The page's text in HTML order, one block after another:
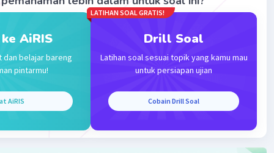
AiRIS
dan belajar bareng
pintarmu!
AiRIS
LATIHAN SOAL GRATIS!
Drill Soal
Latihan soal sesuai topik yang kamu mau
untuk persiapan ujian
Cobain Drill Soal